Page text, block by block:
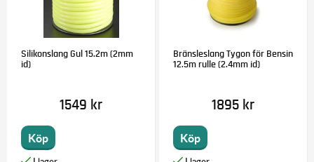
Silikonslang Gul 15.2m (2mm
id)
1549 kr
Köp
Bränsleslang Tygon för Bensin
12.5m rulle (2.4mm id)
1895 kr
Köp